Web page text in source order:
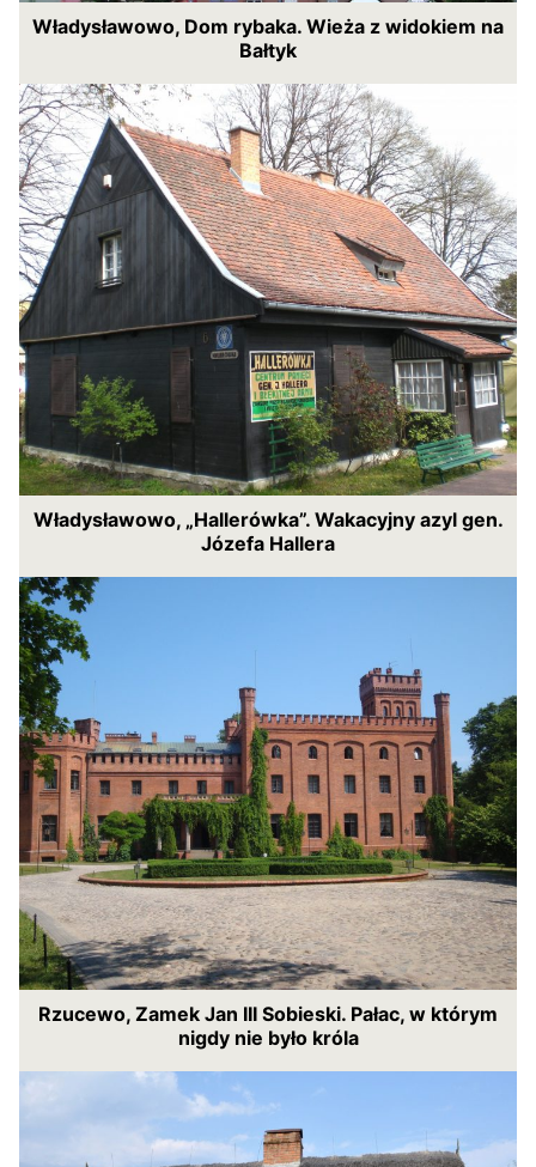
Władysławowo, Dom rybaka. Wieża z widokiem na
Bałtyk
Władysławowo, „Hallerówka”. Wakacyjny azyl gen.
Józefa Hallera
Rzucewo, Zamek Jan III Sobieski. Pałac, w którym
nigdy nie było króla